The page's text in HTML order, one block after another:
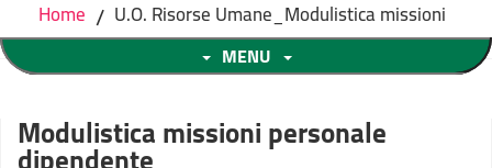
Home / U.O. Risorse Umane_Modulistica missioni
MENU
Modulistica missioni personale